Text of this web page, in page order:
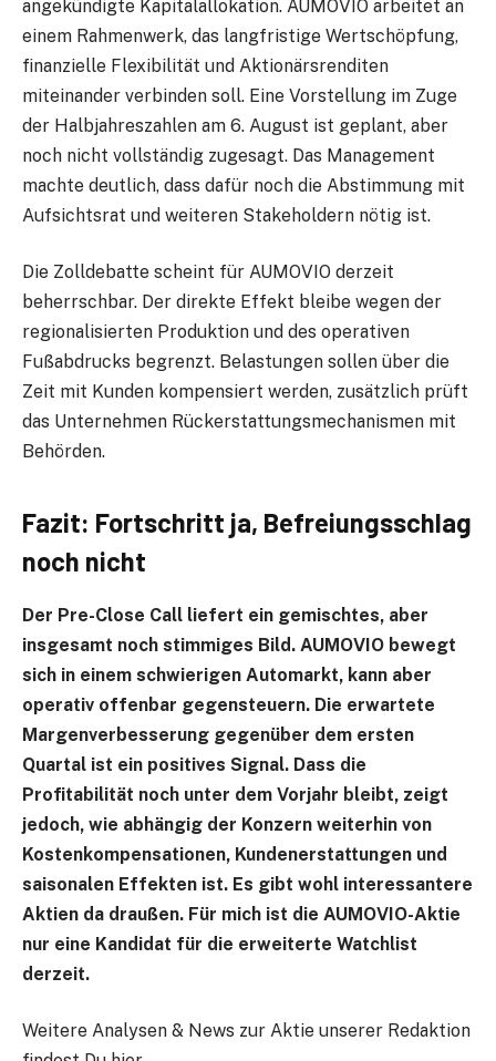
angekündigte Kapitalallokation. AUMOVIO arbeitet an
einem Rahmenwerk, das langfristige Wertschöpfung,
finanzielle Flexibilität und Aktionärsrenditen
miteinander verbinden soll. Eine Vorstellung im Zuge
der Halbjahreszahlen am 6. August ist geplant, aber
noch nicht vollständig zugesagt. Das Management
machte deutlich, dass dafür noch die Abstimmung mit
Aufsichtsrat und weiteren Stakeholdern nötig ist.
Die Zolldebatte scheint für AUMOVIO derzeit
beherrschbar. Der direkte Effekt bleibe wegen der
regionalisierten Produktion und des operativen
Fußabdrucks begrenzt. Belastungen sollen über die
Zeit mit Kunden kompensiert werden, zusätzlich prüft
das Unternehmen Rückerstattungsmechanismen mit
Behörden.
Fazit: Fortschritt ja, Befreiungsschlag
noch nicht
Der Pre-Close Call liefert ein gemischtes, aber
insgesamt noch stimmiges Bild. AUMOVIO bewegt
sich in einem schwierigen Automarkt, kann aber
operativ offenbar gegensteuern. Die erwartete
Margenverbesserung gegenüber dem ersten
Quartal ist ein positives Signal. Dass die
Profitabilität noch unter dem Vorjahr bleibt, zeigt
jedoch, wie abhängig der Konzern weiterhin von
Kostenkompensationen, Kundenerstattungen und
saisonalen Effekten ist. Es gibt wohl interessantere
Aktien da draußen. Für mich ist die AUMOVIO-Aktie
nur eine Kandidat für die erweiterte Watchlist
derzeit.
Weitere Analysen & News zur Aktie unserer Redaktion